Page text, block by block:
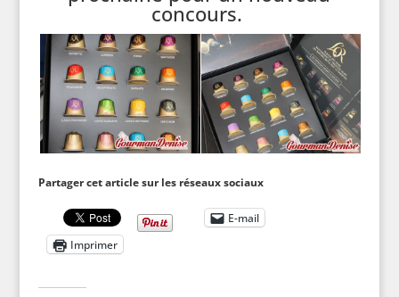
concours.
Partager cet article sur les réseaux sociaux
E-mail
Imprimer